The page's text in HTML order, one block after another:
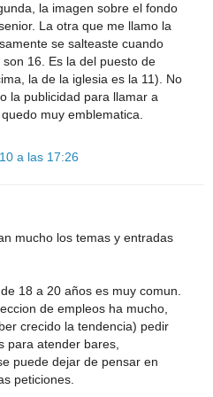
la imagen sobre el fondo
La otra que me llamo la
se salteaste cuando
16. Es la del puesto de
la de la iglesia es la 11). No
la publicidad para llamar a
muy emblematica.
a las 17:26
mucho los temas y entradas
18 a 20 años es muy comun.
de empleos ha mucho,
crecido la tendencia) pedir
para atender bares,
puede dejar de pensar en
peticiones.